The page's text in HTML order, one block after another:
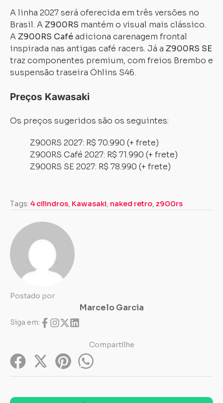
A linha 2027 será oferecida em três versões no
Brasil. A Z900RS mantém o visual mais clássico.
A Z900RS Caféadiciona carenagem frontal
inspirada nas antigas café racers. Já a Z900RS SE
traz componentes premium, com freios Brembo e
suspensão traseira Öhlins S46.
Preços Kawasaki
Os preços sugeridos são os seguintes:
Z900RS 2027: R$ 70.990 (+ frete)
Z900RS Café 2027: R$ 71.990 (+ frete)
Z900RS SE 2027: R$ 78.990 (+ frete)
Tags: 4 cilindros, Kawasaki, naked retro, z900rs
Postado por
Marcelo Garcia
Siga em:
Compartilhe